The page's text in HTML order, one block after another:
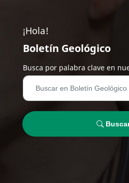
¡Hola!
Boletín Geológico
Busca por palabra clave en